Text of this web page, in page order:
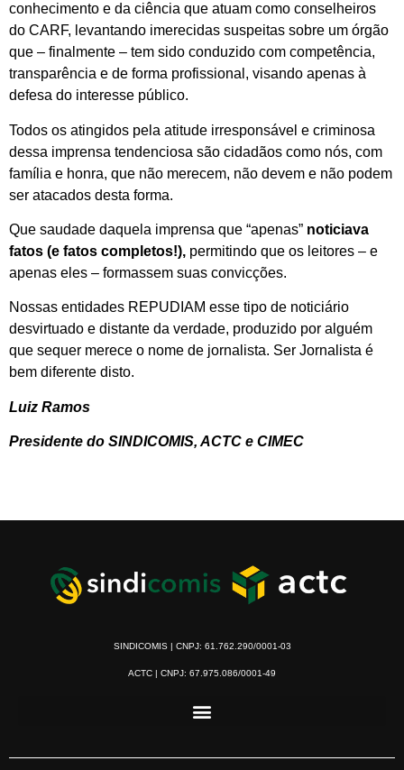
conhecimento e da ciência que atuam como conselheiros
do CARF, levantando imerecidas suspeitas sobre um órgão
que – finalmente – tem sido conduzido com competência,
transparência e de forma profissional, visando apenas à
defesa do interesse público.
Todos os atingidos pela atitude irresponsável e criminosa
dessa imprensa tendenciosa são cidadãos como nós, com
família e honra, que não merecem, não devem e não podem
ser atacados desta forma.
Que saudade daquela imprensa que “apenas” noticiava
fatos (e fatos completos!), permitindo que os leitores – e
apenas eles – formassem suas convicções.
Nossas entidades REPUDIAM esse tipo de noticiário
desvirtuado e distante da verdade, produzido por alguém
que sequer merece o nome de jornalista. Ser Jornalista é
bem diferente disto.
Luiz Ramos
Presidente do SINDICOMIS, ACTC e CIMEC
SINDICOMIS | CNPJ: 61.762.290/0001-03
ACTC | CNPJ: 67.975.086/0001-49